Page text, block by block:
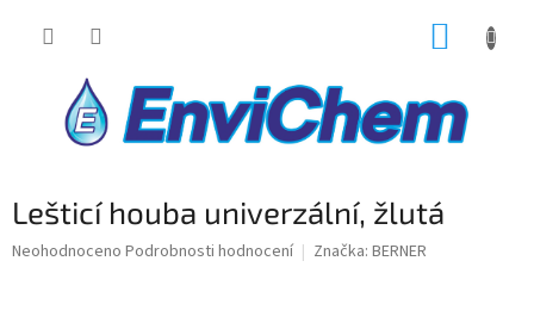
Lešticí houba univerzální, žlutá
Průměrné
Neohodnoceno Podrobnosti hodnocení Značka: BERNER